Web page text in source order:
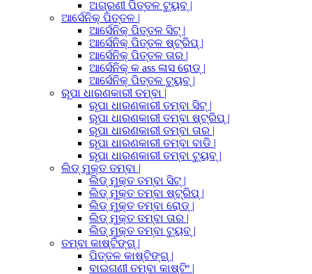
ଅଗ୍ରଣୀ ପିତ୍ତଳ ଟ୍ୟୁବ୍ |
ଆର୍ସେନିକ୍ ପିତ୍ତଳ |
ଆର୍ସେନିକ୍ ପିତ୍ତଳ ସିଟ୍ |
ଆର୍ସେନିକ୍ ପିତ୍ତଳ ଷ୍ଟ୍ରିପ୍ |
ଆର୍ସେନିକ୍ ପିତ୍ତଳ ତାର |
ଆର୍ସେନିକ୍ କ ass ଳାସ ରୋଡ୍ |
ଆର୍ସେନିକ୍ ପିତ୍ତଳ ଟ୍ୟୁବ୍ |
ରୂପା ଧାରଣକାରୀ ତମ୍ବା |
ରୂପା ଧାରଣକାରୀ ତମ୍ବା ସିଟ୍ |
ରୂପା ଧାରଣକାରୀ ତମ୍ବା ଷ୍ଟ୍ରିପ୍ |
ରୂପା ଧାରଣକାରୀ ତମ୍ବା ତାର |
ରୂପା ଧାରଣକାରୀ ତମ୍ବା ବାଡି |
ରୂପା ଧାରଣକାରୀ ତମ୍ବା ଟ୍ୟୁବ୍ |
ଲିଡ୍ ମୁକ୍ତ ତମ୍ବା |
ଲିଡ୍ ମୁକ୍ତ ତମ୍ବା ସିଟ୍ |
ଲିଡ୍ ମୁକ୍ତ ତମ୍ବା ଷ୍ଟ୍ରିପ୍ |
ଲିଡ୍ ମୁକ୍ତ ତମ୍ବା ରୋଡ୍ |
ଲିଡ୍ ମୁକ୍ତ ତମ୍ବା ତାର |
ଲିଡ୍ ମୁକ୍ତ ତମ୍ବା ଟ୍ୟୁବ୍ |
ତମ୍ବା କାଷ୍ଟିଙ୍ଗ୍ |
ପିତ୍ତଳ କାଷ୍ଟିଙ୍ଗ୍ |
ବାଇଗଣୀ ତମ୍ବା କାଷ୍ଟିଂ |